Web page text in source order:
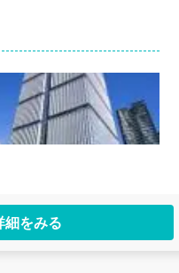
細をみる